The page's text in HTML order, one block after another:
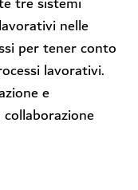
nelle
per tener conto
lavorativi.
e